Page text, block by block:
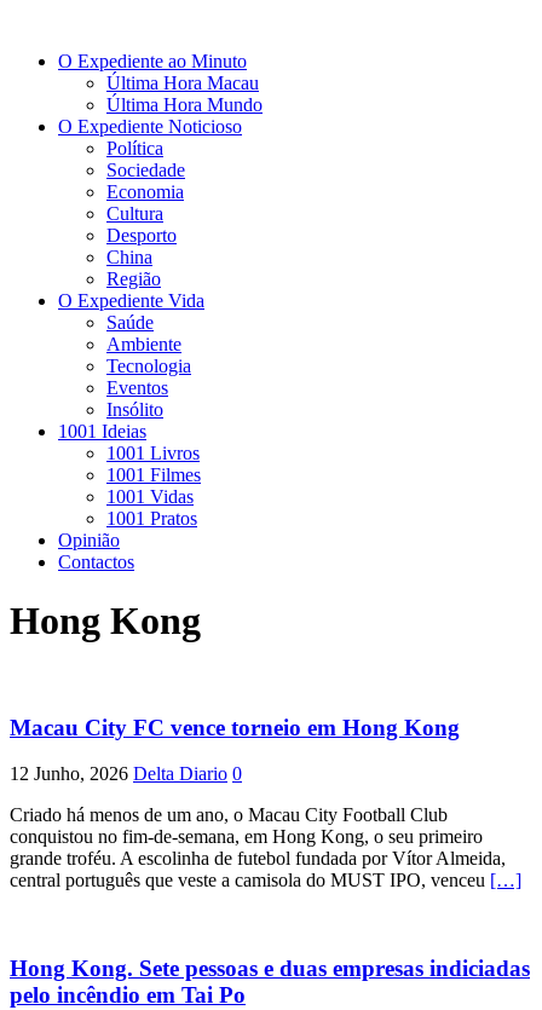
O Expediente ao Minuto
Última Hora Macau
Última Hora Mundo
O Expediente Noticioso
Política
Sociedade
Economia
Cultura
Desporto
China
Região
O Expediente Vida
Saúde
Ambiente
Tecnologia
Eventos
Insólito
1001 Ideias
1001 Livros
1001 Filmes
1001 Vidas
1001 Pratos
Opinião
Contactos
Hong Kong
Macau City FC vence torneio em Hong Kong
12 Junho, 2026 Delta Diario 0
Criado há menos de um ano, o Macau City Football Club
conquistou no fim-de-semana, em Hong Kong, o seu primeiro
grande troféu. A escolinha de futebol fundada por Vítor Almeida,
central português que veste a camisola do MUST IPO, venceu […]
Hong Kong. Sete pessoas e duas empresas indiciadas
pelo incêndio em Tai Po